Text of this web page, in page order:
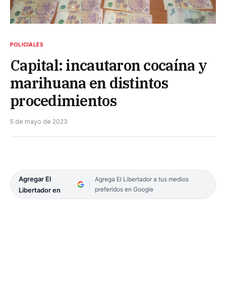
POLICIALES
Capital: incautaron cocaína y
marihuana en distintos
procedimientos
5 de mayo de 2023
Agregar El
Libertador en
Agrega El Libertador a tus medios
preferidos en Google